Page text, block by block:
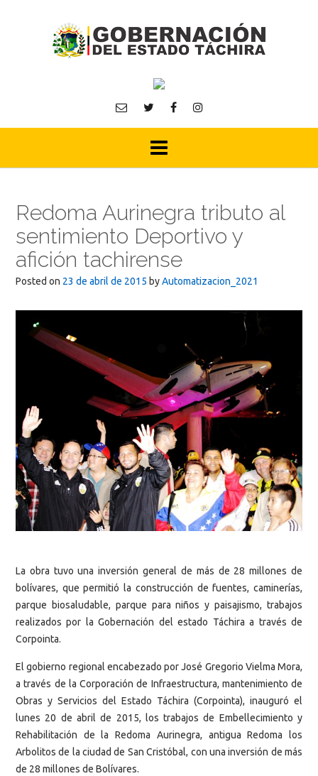
Redoma Aurinegra tributo al
sentimiento Deportivo y
afición tachirense
Posted on 23 de abril de 2015 byAutomatizacion_2021
La obra tuvo una inversión general de más de 28 millones de
bolívares, que permitió la construcción de fuentes, caminerías,
parque biosaludable, parque para niños y paisajismo, trabajos
realizados por la Gobernación del estado Táchira a través de
Corpointa.
El gobierno regional encabezado por José Gregorio Vielma Mora,
a través de la Corporación de Infraestructura, mantenimiento de
Obras y Servicios del Estado Táchira (Corpointa), inauguró el
lunes 20 de abril de 2015, los trabajos de Embellecimiento y
Rehabilitación de la Redoma Aurinegra, antigua Redoma los
Arbolitos de la ciudad de San Cristóbal, con una inversión de más
de 28 millones de Bolívares.